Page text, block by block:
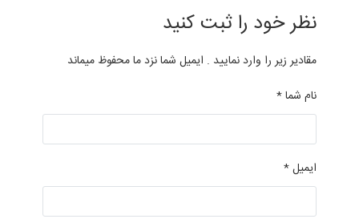
نظر خود را ثبت کنید
مقادیر زیر را وارد نمایید . ایمیل شما نزد ما محفوظ میماند
نام شما *
ایمیل *